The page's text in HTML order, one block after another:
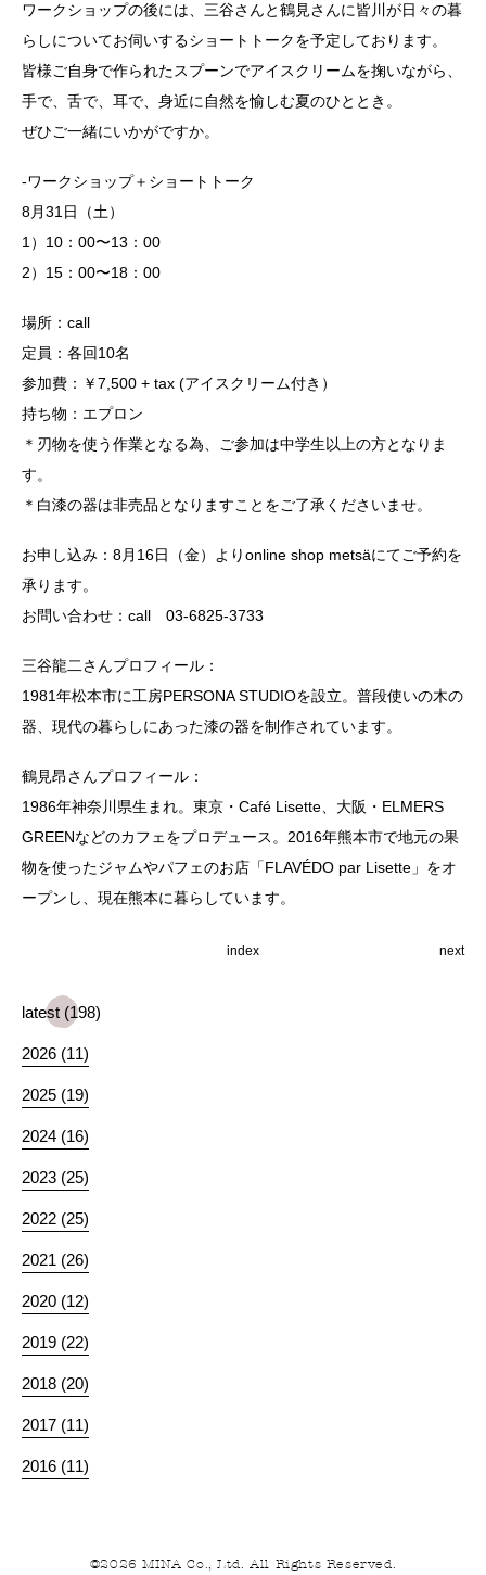
ワークショップの後には、三谷さんと鶴見さんに皆川が日々の暮
らしについてお伺いするショートトークを予定しております。
皆様ご自身で作られたスプーンでアイスクリームを掬いながら、
手で、舌で、耳で、身近に自然を愉しむ夏のひととき。
ぜひご一緒にいかがですか。
-ワークショップ＋ショートトーク
8月31日（土）
1）10：00〜13：00
2）15：00〜18：00
場所：call
定員：各回10名
参加費：￥7,500 + tax (アイスクリーム付き）
持ち物：エプロン
＊刃物を使う作業となる為、ご参加は中学生以上の方となりま
す。
＊白漆の器は非売品となりますことをご了承くださいませ。
お申し込み：8月16日（金）よりonline shop metsäにてご予約を
承ります。
お問い合わせ：call 03-6825-3733
三谷龍二さんプロフィール：
1981年松本市に工房PERSONA STUDIOを設立。普段使いの木の
器、現代の暮らしにあった漆の器を制作されています。
鶴見昂さんプロフィール：
1986年神奈川県生まれ。東京・Café Lisette、大阪・ELMERS
GREENなどのカフェをプロデュース。2016年熊本市で地元の果
物を使ったジャムやパフェのお店「FLAVÉDO par Lisette」をオ
ープンし、現在熊本に暮らしています。
next
index
latest (198)
2026 (11)
2025 (19)
2024 (16)
2023 (25)
2022 (25)
2021 (26)
2020 (12)
2019 (22)
2018 (20)
2017 (11)
2016 (11)
©2026 MINA Co., Ltd. All Rights Reserved.